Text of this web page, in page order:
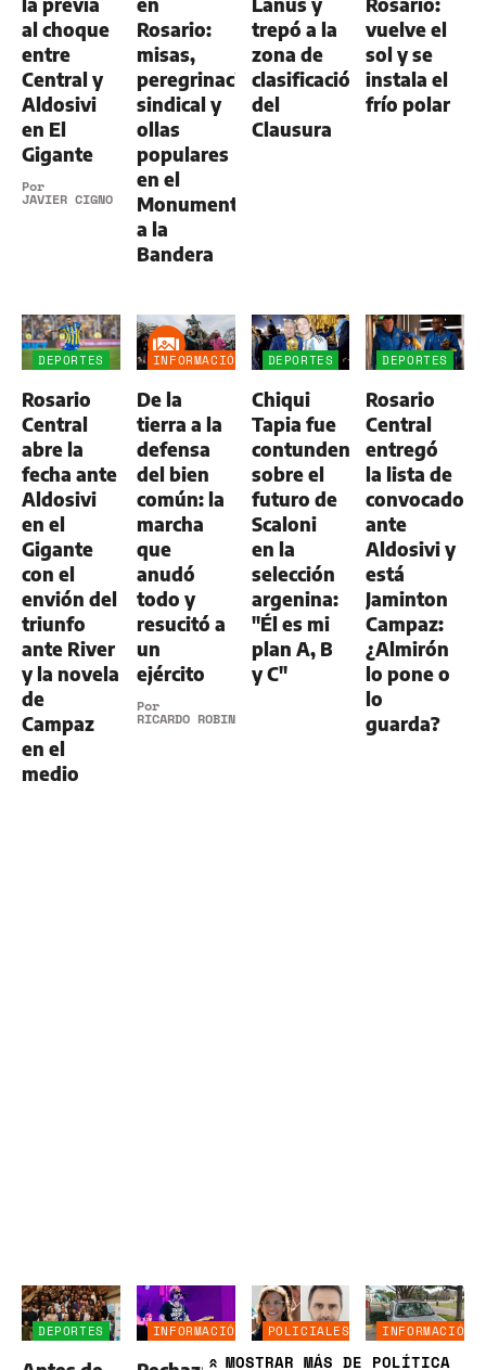
al choque
entre
Central y
Aldosivi
en El
Gigante
Por
JAVIER CIGNO
Rosario:
misas,
peregrinación
sindical y
ollas
populares
en el
Monumento
a la
Bandera
trepó a la
zona de
clasificación
del
Clausura
vuelve el
sol y se
instala el
frío polar
DEPORTES
Rosario
Central
abre la
fecha ante
Aldosivi
en el
Gigante
con el
envión del
triunfo
ante River
y la novela
de
Campaz
en el
medio
INFORMACIÓN
De la
tierra a la
defensa
del bien
común: la
marcha
que
anudó
todo y
resucitó a
un
ejército
Por
RICARDO ROBINS
DEPORTES
Chiqui
Tapia fue
contundente
sobre el
futuro de
Scaloni
en la
selección
argenina:
"Él es mi
plan A, B
y C"
DEPORTES
Rosario
Central
entregó
la lista de
convocados
ante
Aldosivi y
está
Jaminton
Campaz:
¿Almirón
lo pone o
lo
guarda?
DEPORTES
INFORMACIÓN
POLICIALES
INFORMACIÓN
GENERAL
» MOSTRAR MÁS DE POLÍTICA